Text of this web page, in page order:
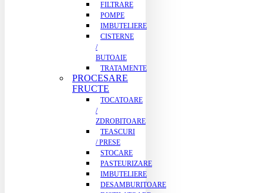
FILTRARE
POMPE
IMBUTELIERE
CISTERNE
/
BUTOAIE
TRATAMENTE
PROCESARE
FRUCTE
TOCATOARE
/
ZDROBITOARE
TEASCURI
/ PRESE
STOCARE
PASTEURIZARE
IMBUTELIERE
DESAMBURITOARE